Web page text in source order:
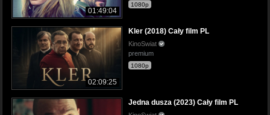
01:49:04
1080p
02:09:25
Kler (2018) Cały film PL
KinoSwiat
premium
1080p
Jedna dusza (2023) Cały film PL